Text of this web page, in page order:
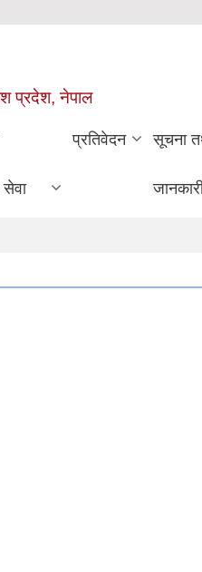
प्रदेश, नेपाल
प्रतिवेदन सूचना